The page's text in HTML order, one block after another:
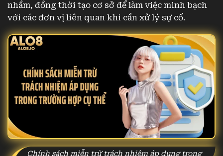
nhầm, đồng thời tạo cơ sở để làm việc minh bạch
với các đơn vị liên quan khi cần xử lý sự cố.
Chính sách miễn trừ trách nhiệm áp dụng trong